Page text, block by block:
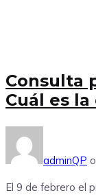
Consulta
Cuál es
adminQP
El 9 de febrero el